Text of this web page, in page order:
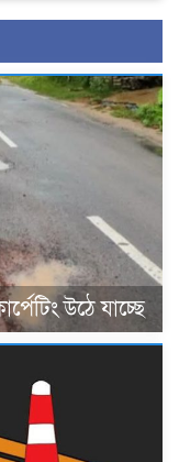
উঠে যাচ্ছে